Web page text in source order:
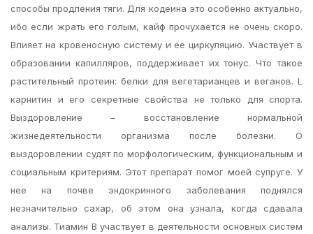
способы продления тяги. Для кодеина это особенно актуально,
ибо если жрать его голым, кайф прочухается не очень скоро.
Влияет на кровеносную систему и ее циркуляцию. Участвует в
образовании капилляров, поддерживает их тонус. Что такое
растительный протеин: белки для вегетарианцев и веганов. L
карнитин и его секретные свойства не только для спорта.
Выздоровление – восстановление нормальной
жизнедеятельности организма после болезни. О
выздоровлении судят по морфологическим, функциональным и
социальным критериям. Этот препарат помог моей супруге. У
нее на почве эндокринного заболевания поднялся
незначительно сахар, об этом она узнала, когда сдавала
анализы. Тиамин В участвует в деятельности основных систем